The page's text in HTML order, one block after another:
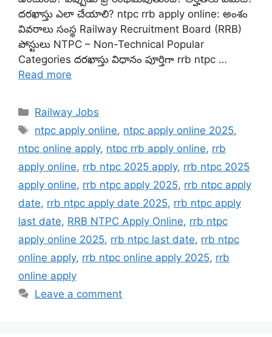
దరఖాస్తు ఎలా చేయాలి? ntpc rrb apply online: అంశం
వివరాలు సంస్థ Railway Recruitment Board (RRB)
పోస్టులు NTPC – Non-Technical Popular
Categories దరఖాస్తు విధానం పూర్తిగా rrb ntpc …
Read more
Categories
Railway Jobs
Tags
ntpc apply online, ntpc apply online 2025,
ntpc online apply, ntpc rrb apply online, rrb
apply online, rrb ntpc 2025 apply, rrb ntpc 2025
apply online, rrb ntpc apply 2025, rrb ntpc apply
date, rrb ntpc apply date 2025, rrb ntpc apply
last date, RRB NTPC Apply Online, rrb ntpc
apply online 2025, rrb ntpc last date, rrb ntpc
online apply, rrb ntpc online apply 2025, rrb
online apply
Leave a comment